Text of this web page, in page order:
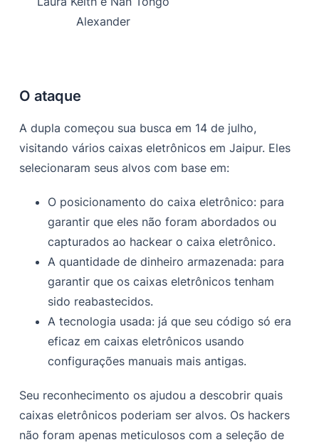
Alexander
O ataque
A dupla começou sua busca em 14 de julho,
visitando vários caixas eletrônicos em Jaipur. Eles
selecionaram seus alvos com base em:
O posicionamento do caixa eletrônico: para
garantir que eles não foram abordados ou
capturados ao hackear o caixa eletrônico.
A quantidade de dinheiro armazenada: para
garantir que os caixas eletrônicos tenham
sido reabastecidos.
A tecnologia usada: já que seu código só era
eficaz em caixas eletrônicos usando
configurações manuais mais antigas.
Seu reconhecimento os ajudou a descobrir quais
caixas eletrônicos poderiam ser alvos. Os hackers
não foram apenas meticulosos com a seleção de